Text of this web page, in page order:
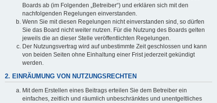
Boards ab (im Folgenden „Betreiber“) und erklären sich mit den
nachfolgenden Regelungen einverstanden.
Wenn Sie mit diesen Regelungen nicht einverstanden sind, so dürfen
Sie das Board nicht weiter nutzen. Für die Nutzung des Boards gelten
jeweils die an dieser Stelle veröffentlichten Regelungen.
Der Nutzungsvertrag wird auf unbestimmte Zeit geschlossen und kann
von beiden Seiten ohne Einhaltung einer Frist jederzeit gekündigt
werden.
2. EINRÄUMUNG VON NUTZUNGSRECHTEN
Mit dem Erstellen eines Beitrags erteilen Sie dem Betreiber ein
einfaches, zeitlich und räumlich unbeschränktes und unentgeltliches